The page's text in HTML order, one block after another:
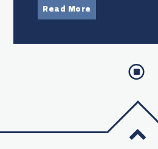
Read More